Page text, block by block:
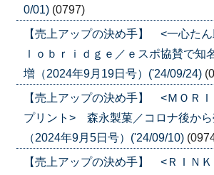
0/01) (0797)
【売上アップの決め手】 <一心た
ｌｏｂｒｉｄｇｅ／ｅスポ協賛で知
増（2024年9月19日号）('24/09/24)
【売上アップの決め手】 <ＭＯＲ
プリント> 森永製菓／コロナ後から
（2024年9月5日号）('24/09/10)
【売上アップの決め手】 <ＲＩＮ